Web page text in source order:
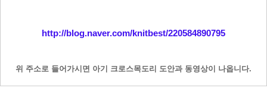
http://blog.naver.com/knitbest/220584890795
위 주소로 들어가시면 아기 크로스목도리 도안과 동영상이 나옵니다.